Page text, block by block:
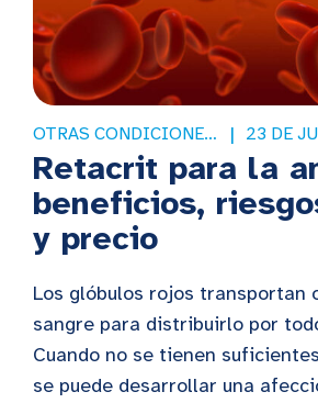
OTRAS CONDICIONES DE SALUD 23 DE
Retacrit para la
beneficios,
y precio
Los glóbulos rojos transportan
sangre para distribuirlo por
Cuando no se tienen
se puede desarrollar una